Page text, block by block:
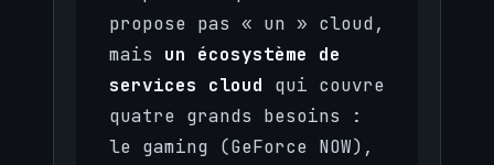
propose pas « un » cloud,
mais un écosystème de
services cloud qui couvre
quatre grands besoins :
le gaming (GeForce NOW),